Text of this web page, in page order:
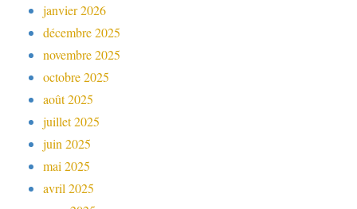
janvier 2026
décembre 2025
novembre 2025
octobre 2025
août 2025
juillet 2025
juin 2025
mai 2025
avril 2025